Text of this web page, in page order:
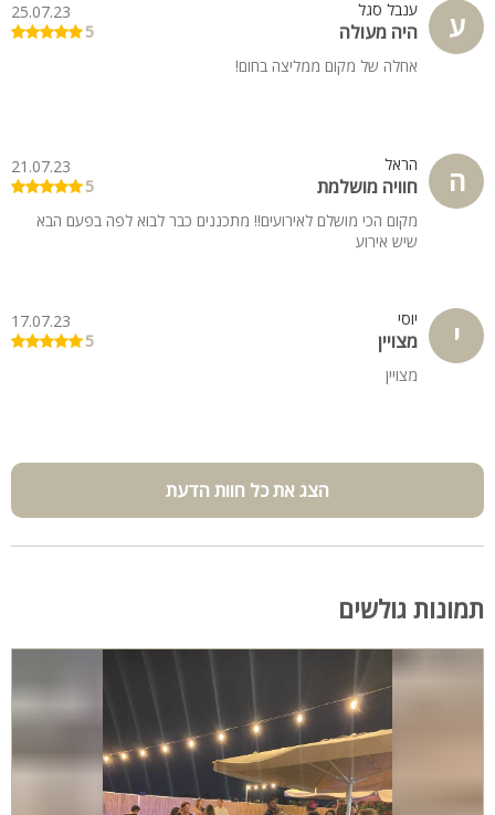
ע ענבל סגל
היה מעולה
25.07.23
5
אחלה של מקום ממליצה בחום!
ה הראל
חוויה מושלמת
21.07.23
5
מקום הכי מושלם לאירועים!! מתכננים כבר לבוא לפה בפעם הבא
שיש אירוע
י יוסי
מצויין
17.07.23
5
מצויין
הצג את כל חוות הדעת
תמונות גולשים